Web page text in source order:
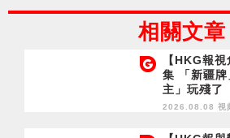
相關文章
【HKG報
集 「新疆
主」玩殘了
2026.08.08 視